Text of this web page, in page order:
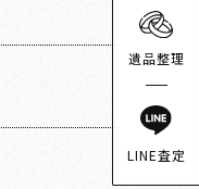
遺品整理
LINE査定